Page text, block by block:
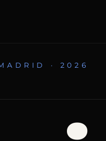
· 2026